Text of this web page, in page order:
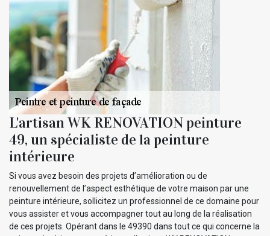
L'artisan WK RENOVATION peinture
49, un spécialiste de la peinture
intérieure
Si vous avez besoin des projets d’amélioration ou de
renouvellement de l’aspect esthétique de votre maison par une
peinture intérieure, sollicitez un professionnel de ce domaine pour
vous assister et vous accompagner tout au long de la réalisation
de ces projets. Opérant dans le 49390 dans tout ce qui concerne la